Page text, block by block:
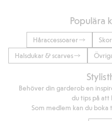
Populära
Håraccessoarer
Halsdukar & scarves
Behöver din garderob en
du tips på att
Som medlem kan du boka